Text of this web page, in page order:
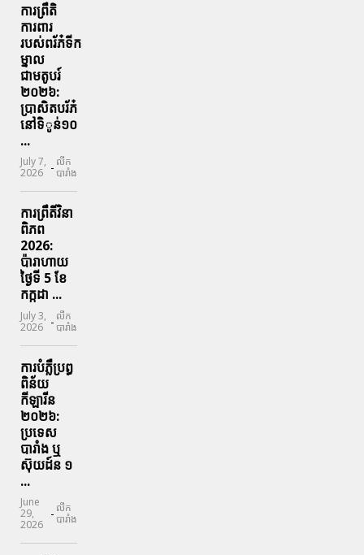
ការព្រឹតិ
ការពារ
របស់ពរ័ភ៎ទីក
ម្នាល
ជាមតូបរ៍
២០២៦:
ប្រាសិតបរ័ភ៎
នៅទិូន់១០
...
July 7,
2026 - លីក
បារាំង
ការព្រឹតិ៍វិនា
ពិភព
2026:
ប៉ារាហាយ
ថ្ងៃទី 5 ខែ
កក្កដា ...
July 3,
2026 - លីក
បារាំង
ការបំភ្លឺប្រព្ធ​
ពិន័យ​
កីឡារីន​
២០២៦:
ប្រទេស​
បារាំង​ ឬ​
ស៊ុយដ៍ន​ ១
...
June
29,
2026
- លីក
បារាំង